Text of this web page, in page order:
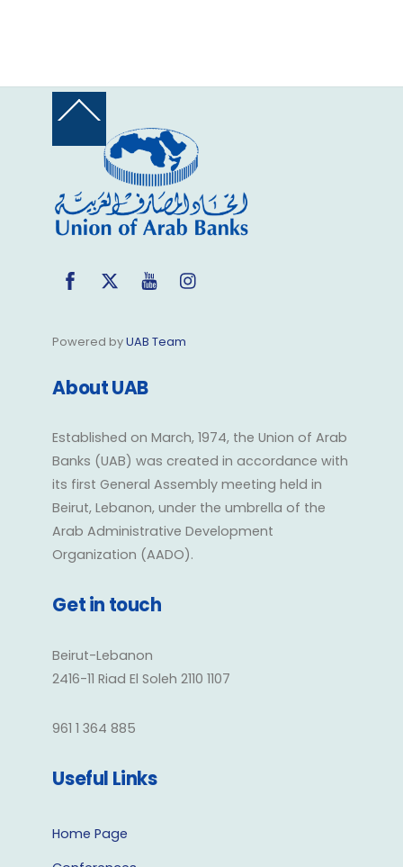
Back
Top
FacebookTwitter YouTube
Powered byUAB Team
About UAB
Established on March, 1974, the Union of Arab
Banks (UAB) was created in accordance with
its first General Assembly meeting held in
Beirut, Lebanon, under the umbrella of the
Arab Administrative Development
Organization (AADO).
Get in touch
Beirut-Lebanon
2416-11 Riad El Soleh 2110 1107
961 1 364 885
Useful Links
Home Page